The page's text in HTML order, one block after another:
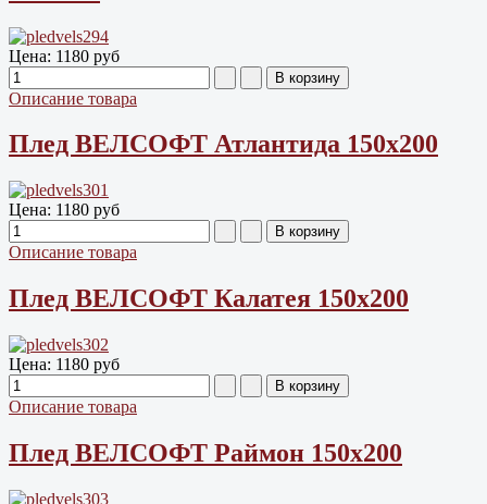
Цена: 1180 руб
Описание товара
Плед ВЕЛСОФТ Атлантида 150х200
Цена: 1180 руб
Описание товара
Плед ВЕЛСОФТ Калатея 150х200
Цена: 1180 руб
Описание товара
Плед ВЕЛСОФТ Раймон 150х200